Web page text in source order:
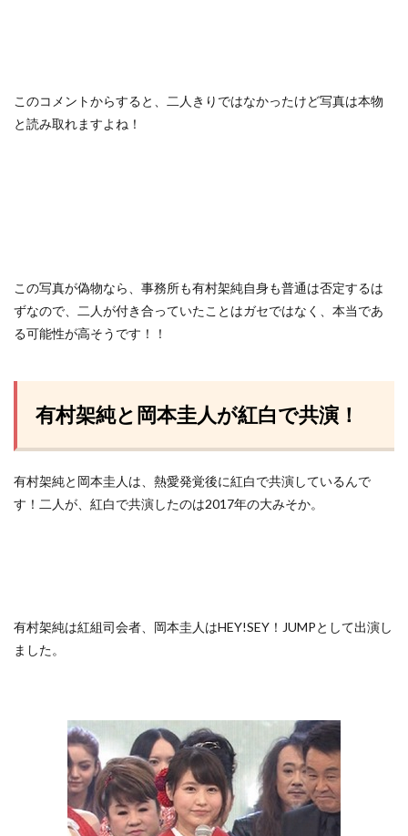
このコメントからすると、二人きりではなかったけど写真は本物
と読み取れますよね！
この写真が偽物なら、事務所も有村架純自身も普通は否定するは
ずなので、二人が付き合っていたことはガセではなく、本当であ
る可能性が高そうです！！
有村架純と岡本圭人が紅白で共演！
有村架純と岡本圭人は、熱愛発覚後に紅白で共演しているんで
す！二人が、紅白で共演したのは2017年の大みそか。
有村架純は紅組司会者、岡本圭人はHEY!SEY！JUMPとして出演し
ました。